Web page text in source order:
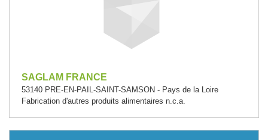
SAGLAM FRANCE
53140 PRE-EN-PAIL-SAINT-SAMSON - Pays de la Loire
Fabrication d'autres produits alimentaires n.c.a.